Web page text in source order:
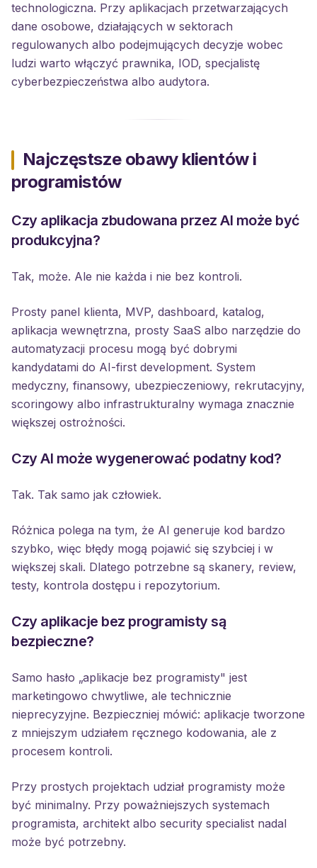
technologiczna. Przy aplikacjach przetwarzających
dane osobowe, działających w sektorach
regulowanych albo podejmujących decyzje wobec
ludzi warto włączyć prawnika, IOD, specjalistę
cyberbezpieczeństwa albo audytora.
Najczęstsze obawy klientów i
programistów
Czy aplikacja zbudowana przez AI może być
produkcyjna?
Tak, może. Ale nie każda i nie bez kontroli.
Prosty panel klienta, MVP, dashboard, katalog,
aplikacja wewnętrzna, prosty SaaS albo narzędzie do
automatyzacji procesu mogą być dobrymi
kandydatami do AI-first development. System
medyczny, finansowy, ubezpieczeniowy, rekrutacyjny,
scoringowy albo infrastrukturalny wymaga znacznie
większej ostrożności.
Czy AI może wygenerować podatny kod?
Tak. Tak samo jak człowiek.
Różnica polega na tym, że AI generuje kod bardzo
szybko, więc błędy mogą pojawić się szybciej i w
większej skali. Dlatego potrzebne są skanery, review,
testy, kontrola dostępu i repozytorium.
Czy aplikacje bez programisty są
bezpieczne?
Samo hasło „aplikacje bez programisty" jest
marketingowo chwytliwe, ale technicznie
nieprecyzyjne. Bezpieczniej mówić: aplikacje tworzone
z mniejszym udziałem ręcznego kodowania, ale z
procesem kontroli.
Przy prostych projektach udział programisty może
być minimalny. Przy poważniejszych systemach
programista, architekt albo security specialist nadal
może być potrzebny.